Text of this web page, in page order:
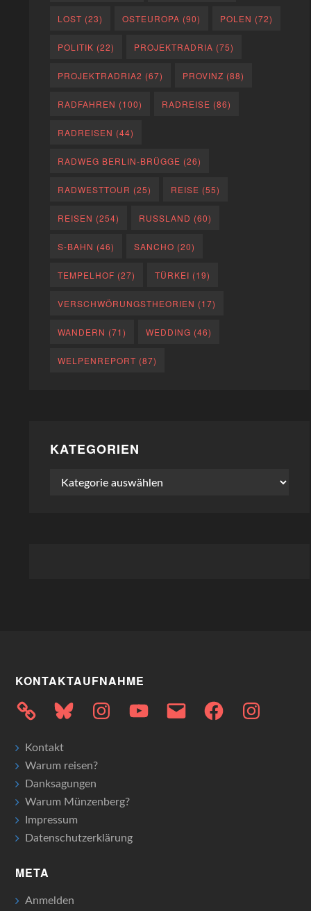
LOST (23) OSTEUROPA (90) POLEN (72)
POLITIK (22) PROJEKTRADRIA (75)
PROJEKTRADRIA2 (67) PROVINZ (88)
RADFAHREN (100) RADREISE (86)
RADREISEN (44)
RADWEG BERLIN-BRÜGGE (26)
RADWESTTOUR (25) REISE (55)
REISEN (254) RUSSLAND (60)
S-BAHN (46) SANCHO (20)
TEMPELHOF (27) TÜRKEI (19)
VERSCHWÖRUNGSTHEORIEN (17)
WANDERN (71) WEDDING (46)
WELPENREPORT (87)
KATEGORIEN
Kategorien
KONTAKTAUFNAHME
Bluesky InstagramYouTubeE-
Mail
FacebookInstagram
Kontakt
Warum reisen?
Danksagungen
Warum Münzenberg?
Impressum
Datenschutzerklärung
META
Anmelden